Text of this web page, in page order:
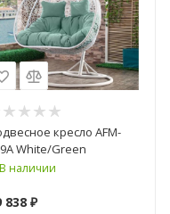
кресло AFM-
White/Green
В наличии
838₽